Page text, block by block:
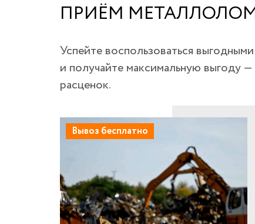
ПРИЁМ
Успейте воспользоваться
и получайте максимальную выгоду —
расценок.
Вывоз бесплатно